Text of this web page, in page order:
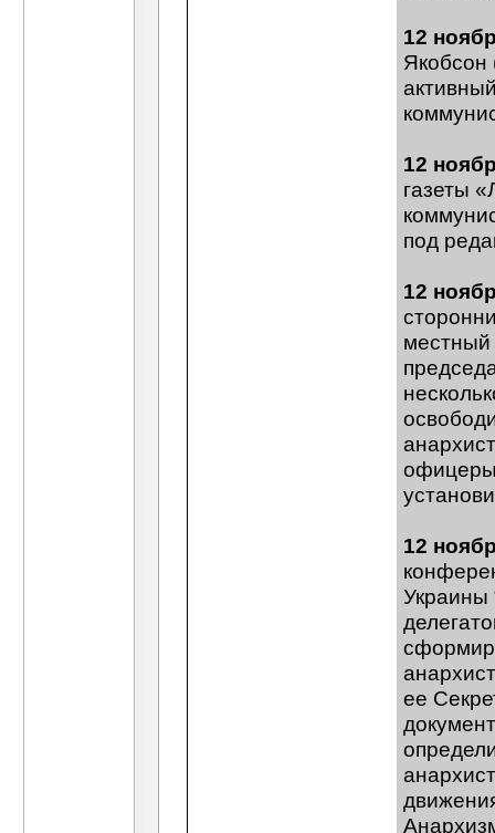
12
Якобсон
12
газеты
под
12
местный
офицеры
12
Украины
ее